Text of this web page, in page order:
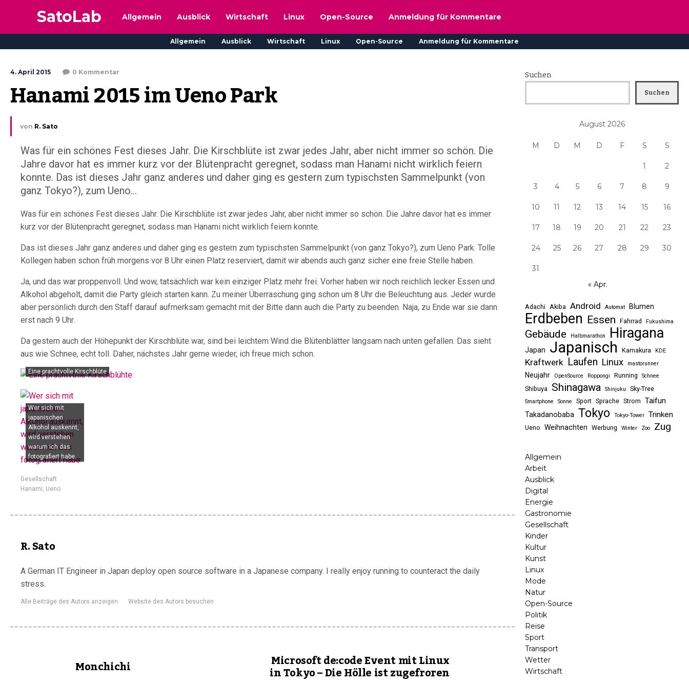
SatoLab Allgemein Ausblick Wirtschaft Linux Open-Source Anmeldung für Kommentare
Allgemein Ausblick Wirtschaft Linux Open-Source Anmeldung für Kommentare
4. April 2015 0 Kommentar
Hanami 2015 im Ueno Park
von R. Sato
Was für ein schönes Fest dieses Jahr. Die Kirschblüte ist zwar jedes Jahr, aber nicht immer so schön. Die
Jahre davor hat es immer kurz vor der Blütenpracht geregnet, sodass man Hanami nicht wirklich feiern
konnte. Das ist dieses Jahr ganz anderes und daher ging es gestern zum typischsten Sammelpunkt (von
ganz Tokyo?), zum Ueno...
Was für ein schönes Fest dieses Jahr. Die Kirschblüte ist zwar jedes Jahr, aber nicht immer so schön. Die Jahre davor hat es immer
kurz vor der Blütenpracht geregnet, sodass man Hanami nicht wirklich feiern konnte.
Das ist dieses Jahr ganz anderes und daher ging es gestern zum typischsten Sammelpunkt (von ganz Tokyo?), zum Ueno Park. Tolle
Kollegen haben schon früh morgens vor 8 Uhr einen Platz reserviert, damit wir abends auch ganz sicher eine freie Stelle haben.
Ja, und das war proppenvoll. Und wow, tatsächlich war kein einziger Platz mehr frei. Vorher haben wir noch reichlich lecker Essen und
Alkohol abgeholt, damit die Party gleich starten kann. Zu meiner Überraschung ging schon um 8 Uhr die Beleuchtung aus. Jeder wurde
aber persönlich durch den Staff darauf aufmerksam gemacht mit der Bitte dann auch die Party zu beenden. Naja, zu Ende war sie dann
erst nach 9 Uhr.
Da gestern auch der Höhepunkt der Kirschblüte war, sind bei leichtem Wind die Blütenblätter langsam nach unten gefallen. Das sieht
aus wie Schnee, echt toll. Daher, nächstes Jahr gerne wieder, ich freue mich schon.
Eine prachtvolle Kirschblüte
Wer sich mit
japanischen
Alkohol auskennt,
wird verstehen
warum ich das
fotografiert habe.
Gesellschaft
Hanami, Ueno
R. Sato
A German IT Engineer in Japan deploy open source software in a Japanese company. I really enjoy running to counteract the daily
stress.
Alle Beiträge des Autors anzeigen Website des Autors besuchen
Monchichi Microsoft de:code Event mit Linux
in Tokyo – Die Hölle ist zugefroren
Suchen
Suchen
August 2026
M D M D F S S
1 2
3 4 5 6 7 8 9
10 11 12 13 14 15 16
17 18 19 20 21 22 23
24 25 26 27 28 29 30
31
« Apr.
Adachi Akiba Android Automat Blumen
Erdbeben Essen Fahrrad Fukushima
Gebäude Halbmarathon Hiragana
Japan Japanisch Kamakura KDE
Kraftwerk Laufen Linux mastorunner
Neujahr OpenSource Roppongi Running Schnee
Shibuya Shinagawa Shinjuku Sky-Tree
Smartphone Sonne Sport Sprache Strom Taifun
Takadanobaba Tokyo Tokyo-Tower Trinken
Ueno Weihnachten Werbung Winter Zoo Zug
Allgemein
Arbeit
Ausblick
Digital
Energie
Gastronomie
Gesellschaft
Kinder
Kultur
Kunst
Linux
Mode
Natur
Open-Source
Politik
Reise
Sport
Transport
Wetter
Wirtschaft